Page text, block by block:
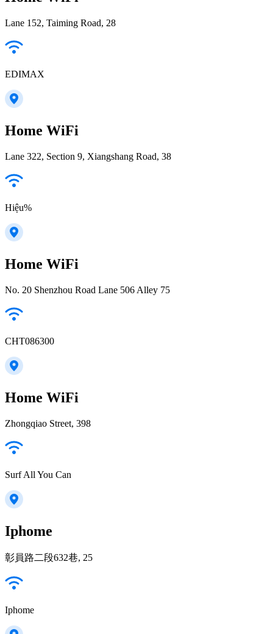
Lane 152, Taiming Road, 28
EDIMAX
Home WiFi
Lane 322, Section 9, Xiangshang Road, 38
Hiệu%
Home WiFi
No. 20 Shenzhou Road Lane 506 Alley 75
CHT086300
Home WiFi
Zhongqiao Street, 398
Surf All You Can
Iphome
彰員路二段632巷, 25
Iphome